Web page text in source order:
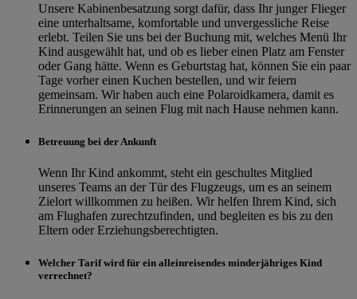
Unsere Kabinenbesatzung sorgt dafür, dass Ihr junger Flieger
eine unterhaltsame, komfortable und unvergessliche Reise
erlebt. Teilen Sie uns bei der Buchung mit, welches Menü Ihr
Kind ausgewählt hat, und ob es lieber einen Platz am Fenster
oder Gang hätte. Wenn es Geburtstag hat, können Sie ein paar
Tage vorher einen Kuchen bestellen, und wir feiern
gemeinsam. Wir haben auch eine Polaroidkamera, damit es
Erinnerungen an seinen Flug mit nach Hause nehmen kann.
Betreuung bei der Ankunft
Wenn Ihr Kind ankommt, steht ein geschultes Mitglied
unseres Teams an der Tür des Flugzeugs, um es an seinem
Zielort willkommen zu heißen. Wir helfen Ihrem Kind, sich
am Flughafen zurechtzufinden, und begleiten es bis zu den
Eltern oder Erziehungsberechtigten.
Welcher Tarif wird für ein alleinreisendes minderjähriges Kind
verrechnet?